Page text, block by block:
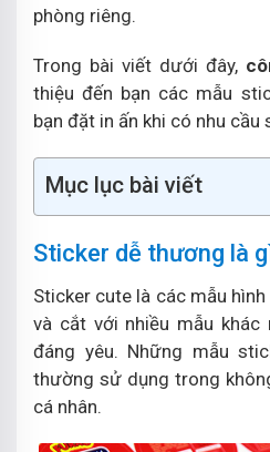
phòng riêng.
Trong bài viết dưới đây,
thiệu đến bạn các mẫu
bạn đặt in ấn khi có nhu cầu
Mục lục bài viết
Sticker dễ thương là
Sticker cute là các mẫu
và cắt với nhiều mẫu khác
đáng yêu. Những mẫu
thường sử dụng trong
cá nhân.